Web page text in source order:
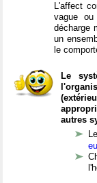
L'affect
vague
décharge
un
le
Le
autres